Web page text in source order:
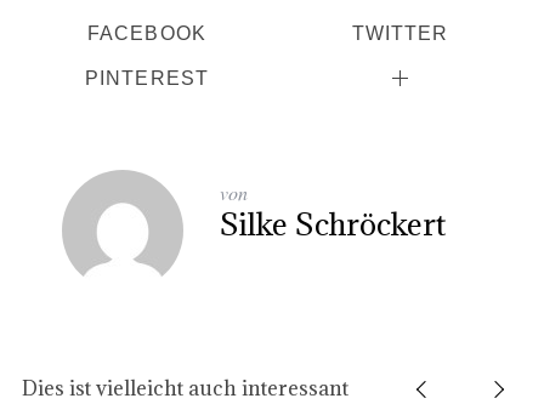
FACEBOOK TWITTER
PINTEREST
von
Silke Schröckert
Dies ist vielleicht auch interessant